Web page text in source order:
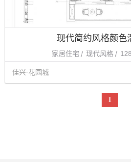
现代简约风格颜色
家居住宅 现代风格
佳兴·花园城
1